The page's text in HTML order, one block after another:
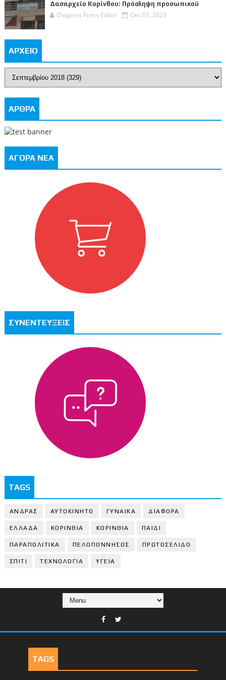
Δασαρχείο Κορίνθου: Πρόσληψη προσωπικού
Diogenis Press Editor Οκτ 03, 2023
ΑΡΧΕΙΟ
ΑΡΘΡΑ
ΑΓΟΡΑ ΝΕΑ
ΣΥΝΕΝΤΕΥΞΕΙΣ
TAGS
ΑΝΔΡΑΣ ΑΥΤΟΚΙΝΗΤΟ ΓΥΝΑΙΚΑ ΔΙΑΦΟΡΑ
ΕΛΛΑΔΑ ΚΟΡΙΝΘΙΑ ΚΟΡΙΝΘΙA ΠΑΙΔΙ
ΠΑΡΑΠΟΛΙΤΙΚΑ ΠΕΛΟΠΟΝΝΗΣΟΣ ΠΡΩΤΟΣΕΛΙΔΟ
ΣΠΙΤΙ ΤΕΧΝΟΛΟΓΙΑ ΥΓΕΙΑ
TAGS